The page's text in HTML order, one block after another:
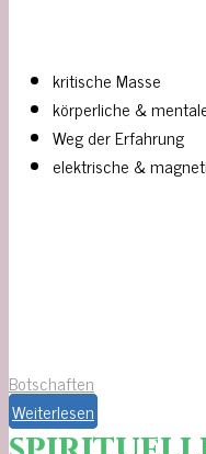
kritische Masse
körperliche &
Weg der Erfahrung
elektrische &
Botschaften
Weiterlesen